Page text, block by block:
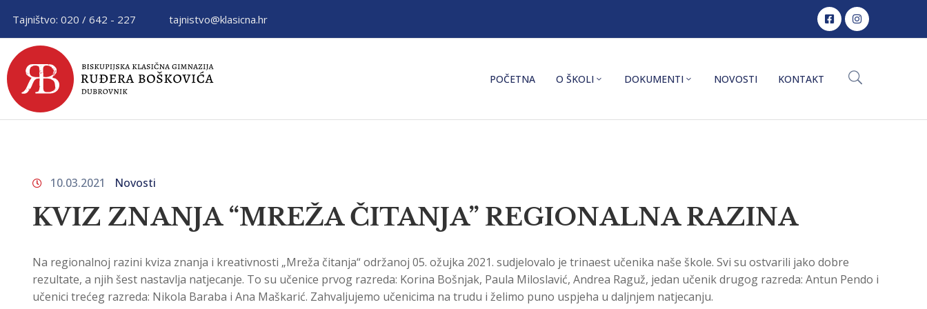
Tajništvo: 020 / 642 - 227 tajnistvo@klasicna.hr
POČETNA O ŠKOLI DOKUMENTI NOVOSTI KONTAKT
10.03.2021 Novosti
KVIZ ZNANJA “MREŽA ČITANJA” REGIONALNA RAZINA
Na regionalnoj razini kviza znanja i kreativnosti „Mreža čitanja“ održanoj 05. ožujka 2021. sudjelovalo je trinaest učenika naše škole. Svi su ostvarili jako dobre
rezultate, a njih šest nastavlja natjecanje. To su učenice prvog razreda: Korina Bošnjak, Paula Miloslavić, Andrea Raguž, jedan učenik drugog razreda: Antun Pendo i
učenici trećeg razreda: Nikola Baraba i Ana Maškarić. Zahvaljujemo učenicima na trudu i želimo puno uspjeha u daljnjem natjecanju.